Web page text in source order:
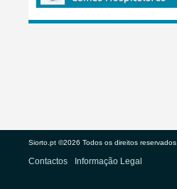
Siorto.pt ©2026 Todos os direitos reservados.
Contactos Informação Legal